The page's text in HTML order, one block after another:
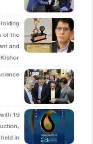
of the
and
in